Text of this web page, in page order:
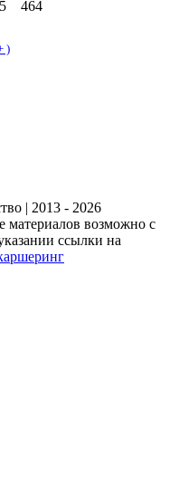
464
)
| 2013 - 2026
материалов возможно с
ссылки на